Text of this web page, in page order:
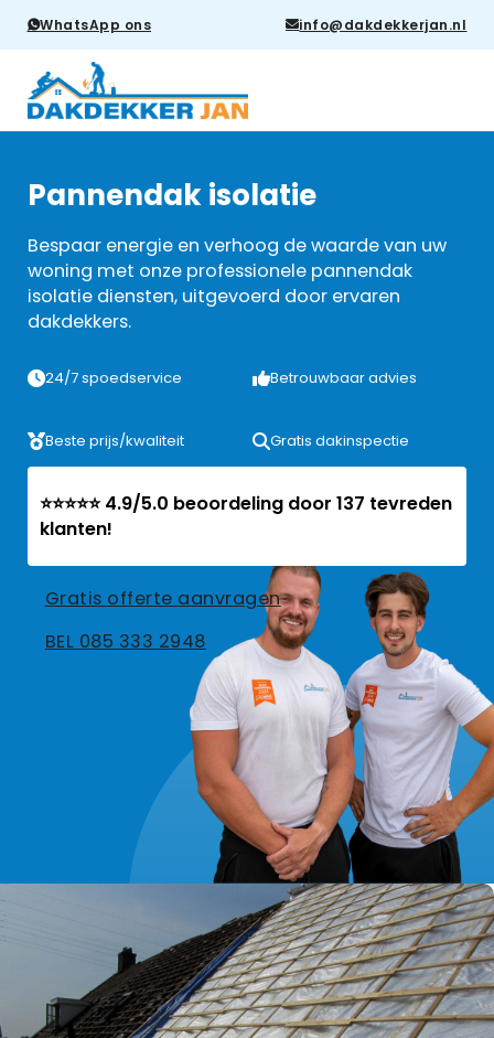
WhatsApp ons info@dakdekkerjan.nl
Pannendak isolatie
Bespaar energie en verhoog de waarde van uw
woning met onze professionele pannendak
isolatie diensten, uitgevoerd door ervaren
dakdekkers.
24/7 spoedservice Betrouwbaar advies
Beste prijs/kwaliteit Gratis dakinspectie
⭐⭐⭐⭐⭐ 4.9/5.0 beoordeling door 137 tevreden
klanten!
Gratis offerte aanvragen
BEL 085 333 2948